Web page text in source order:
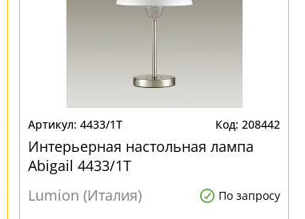
4433/1T 208442
Интерьерная настольная лампа
Abigail 4433/1T
Lumion (Италия)
По запросу